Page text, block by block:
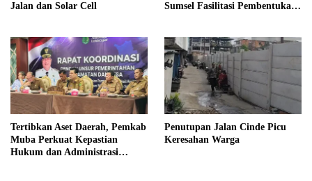
Jalan dan Solar Cell
Sumsel Fasilitasi Pembentukan
Tertibkan Aset Daerah, Pemkab
Muba Perkuat Kepastian
Hukum dan Administrasi
Penutupan Jalan Cinde Picu
Keresahan Warga